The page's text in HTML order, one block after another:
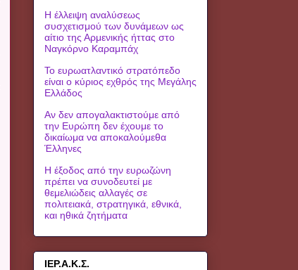
Η έλλειψη αναλύσεως
συσχετισμού των δυνάμεων ως
αίτιο της Αρμενικής ήττας στο
Ναγκόρνο Καραμπάχ
Το ευρωατλαντικό στρατόπεδο
είναι ο κύριος εχθρός της Μεγάλης
Ελλάδος
Αν δεν απογαλακτιστούμε από
την Ευρώπη δεν έχουμε το
δικαίωμα να αποκαλούμεθα
Έλληνες
Η έξοδος από την ευρωζώνη
πρέπει να συνοδευτεί με
θεμελιώδεις αλλαγές σε
πολιτειακά, στρατηγικά, εθνικά,
και ηθικά ζητήματα
ΙΕΡ.Α.Κ.Σ.